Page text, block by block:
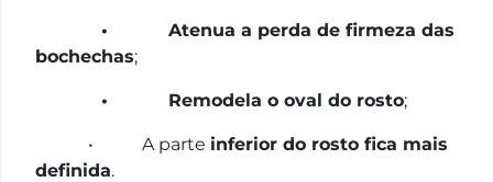
• Atenua a perda de firmeza das
bochechas;
• Remodela o oval do rosto;
• A parte inferior do rosto fica mais
definida.